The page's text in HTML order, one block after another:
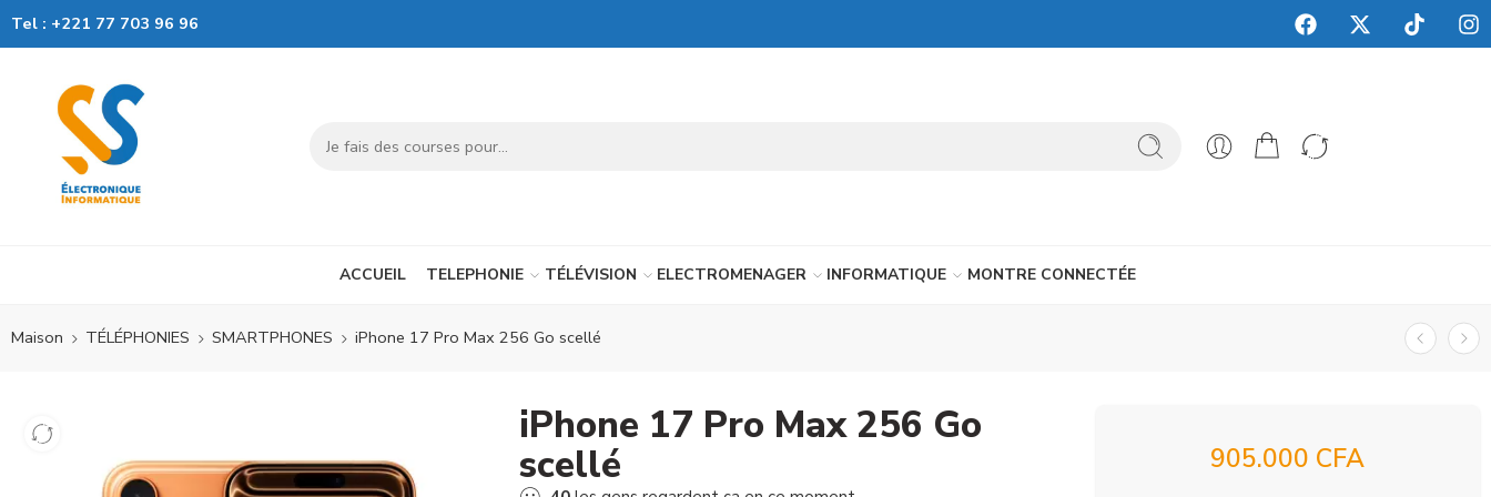
Tel : +221 77 703 96 96
ACCUEIL TELEPHONIE TÉLÉVISION ELECTROMENAGER INFORMATIQUE MONTRE CONNECTÉE
Maison TÉLÉPHONIES SMARTPHONES iPhone 17 Pro Max 256 Go scellé
iPhone 17 Pro Max 256 Go
scellé 905.000 CFA